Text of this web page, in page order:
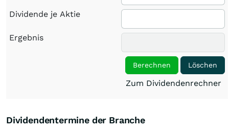
Dividende je Aktie
Ergebnis
Löschen
Berechnen
Zum Dividendenrechner
Dividendentermine der Branche